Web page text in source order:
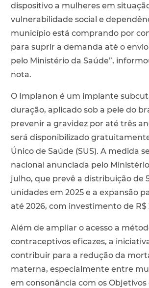
dispositivo a mulheres em
vulnerabilidade social e
município está comprando por
para suprir a demanda até o
pelo Ministério da Saúde”,
nota.
O Implanon é um implante
duração, aplicado sob a pele do
prevenir a gravidez por até três
será disponibilizado
Único de Saúde (SUS). A medida
nacional anunciada pelo
julho, que prevê a distribuição de
unidades em 2025 e a expansão
até 2026, com investimento de R$
Além de ampliar o acesso a
contraceptivos eficazes, a
contribuir para a redução da
materna, especialmente entre
em consonância com os Objetivos